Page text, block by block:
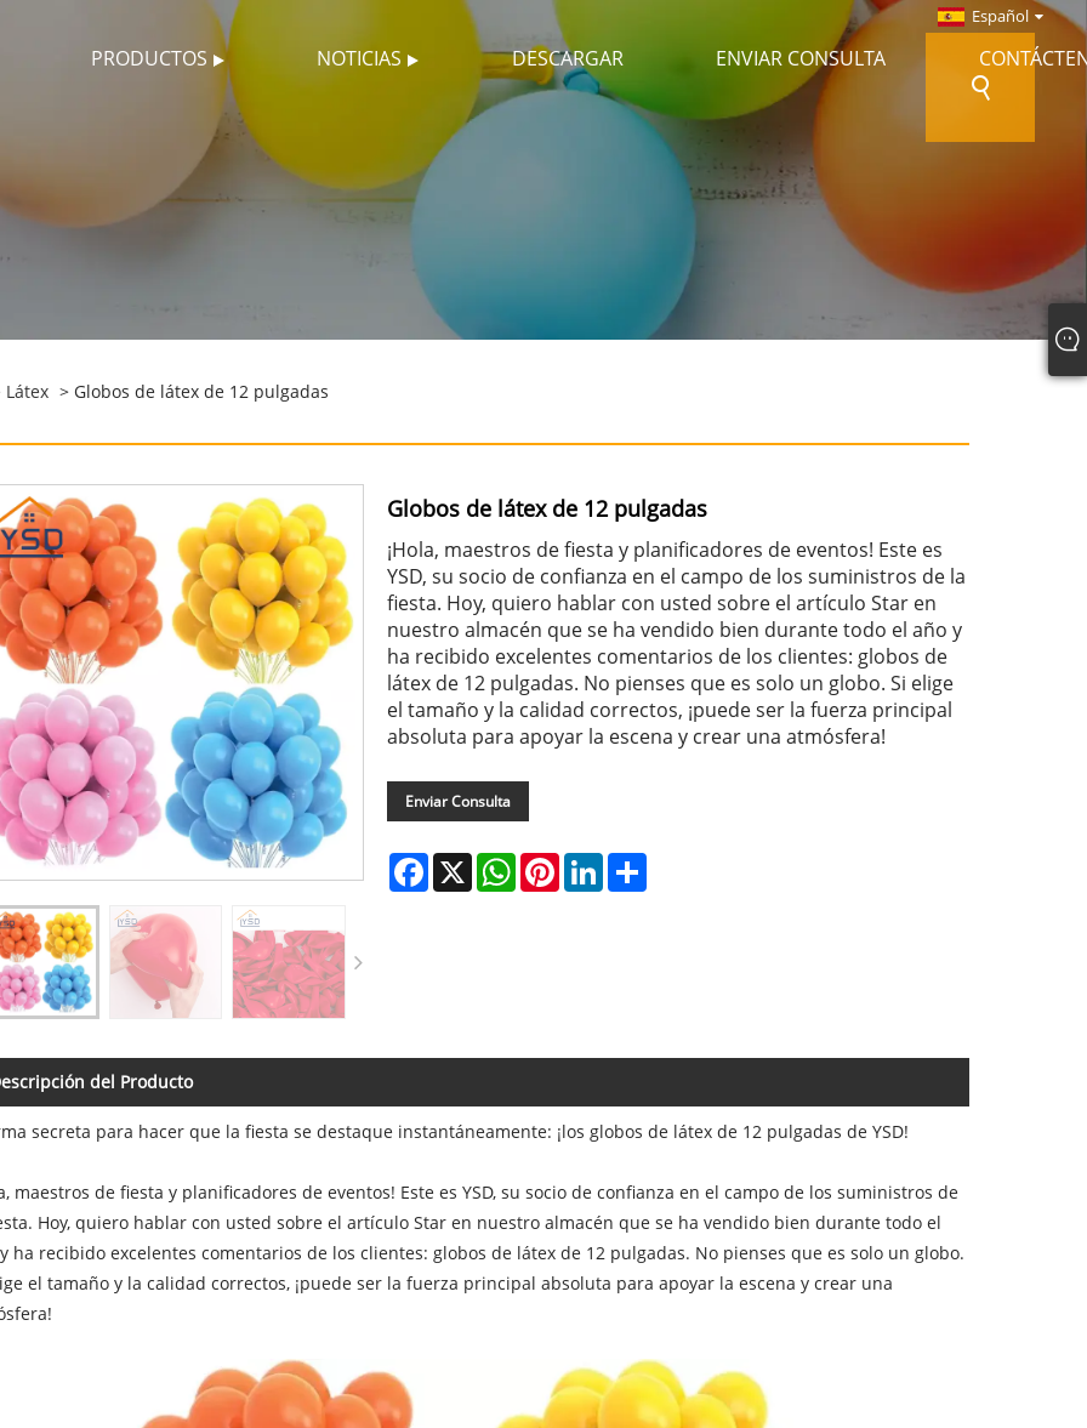
PRODUCTOS NOTICIAS DESCARGAR ENVIAR CONSULTA
Español
Látex > Globos de látex de 12 pulgadas
Globos de látex de 12 pulgadas
¡Hola, maestros de fiesta y planificadores de eventos! Este es
YSD, su socio de confianza en el campo de los suministros de la
fiesta. Hoy, quiero hablar con usted sobre el artículo Star en
nuestro almacén que se ha vendido bien durante todo el año y
ha recibido excelentes comentarios de los clientes: globos de
látex de 12 pulgadas. No pienses que es solo un globo. Si elige
el tamaño y la calidad correctos, ¡puede ser la fuerza principal
absoluta para apoyar la escena y crear una atmósfera!
Enviar Consulta
Facebook
X WhatsAppPinterestLinkedInShare
del Producto
secreta para hacer que la fiesta se destaque instantáneamente: ¡los globos de látex de 12 pulgadas de YSD!
maestros de fiesta y planificadores de eventos! Este es YSD, su socio de confianza en el campo de los suministros de
Hoy, quiero hablar con usted sobre el artículo Star en nuestro almacén que se ha vendido bien durante todo el
ha recibido excelentes comentarios de los clientes: globos de látex de 12 pulgadas. No pienses que es solo un globo.
el tamaño y la calidad correctos, ¡puede ser la fuerza principal absoluta para apoyar la escena y crear una